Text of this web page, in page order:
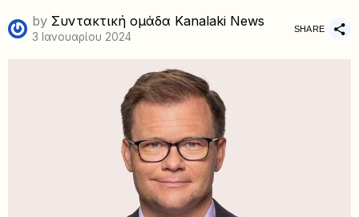
by Συντακτική ομάδα Kanalaki News
3 Ιανουαρίου 2024
SHARE